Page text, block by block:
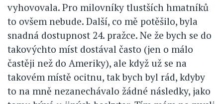
vyhovovala. Pro milovníky tlustších hmatníků
to ovšem nebude. Další, co mě potěšilo, byla
snadná dostupnost 24. pražce. Ne že bych se do
takovýchto míst dostával často (jen o málo
častěji než do Ameriky), ale když už se na
takovém místě ocitnu, tak bych byl rád, kdyby
to na mně nezanechávalo žádné následky, jako